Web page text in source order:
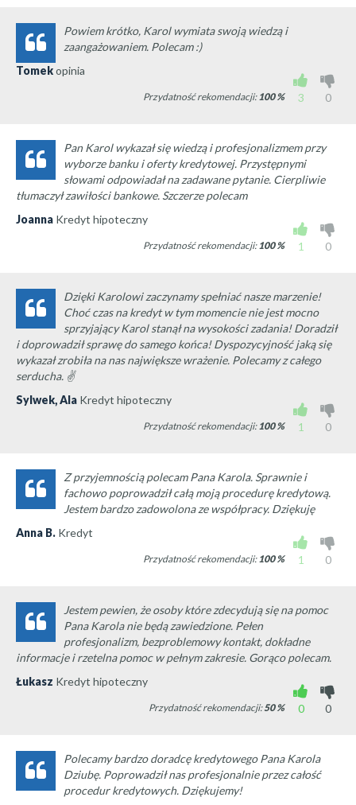
Powiem krótko, Karol wymiata swoją wiedzą i
zaangażowaniem. Polecam :)
Tomekopinia
3
0
Przydatność rekomendacji:100%
Pan Karol wykazał się wiedzą i profesjonalizmem przy
wyborze banku i oferty kredytowej. Przystępnymi
słowami odpowiadał na zadawane pytanie. Cierpliwie
tłumaczył zawiłości bankowe. Szczerze polecam
Joanna Kredyt hipoteczny
1
0
Przydatność rekomendacji:100%
Dzięki Karolowi zaczynamy spełniać nasze marzenie!
Choć czas na kredyt w tym momencie nie jest mocno
sprzyjający Karol stanął na wysokości zadania! Doradził
i doprowadził sprawę do samego końca! Dyspozycyjność jaką się
wykazał zrobiła na nas największe wrażenie. Polecamy z całego
serducha. ✌
Sylwek, Ala Kredyt hipoteczny
1
0
Przydatność rekomendacji:100%
Z przyjemnością polecam Pana Karola. Sprawnie i
fachowo poprowadził całą moją procedurę kredytową.
Jestem bardzo zadowolona ze współpracy. Dziękuję
Anna B. Kredyt
1
0
Przydatność rekomendacji:100%
Jestem pewien, że osoby które zdecydują się na pomoc
Pana Karola nie będą zawiedzione. Pełen
profesjonalizm, bezproblemowy kontakt, dokładne
informacje i rzetelna pomoc w pełnym zakresie. Gorąco polecam.
Łukasz Kredyt hipoteczny
0
0
Przydatność rekomendacji:50%
Polecamy bardzo doradcę kredytowego Pana Karola
Dziubę. Poprowadził nas profesjonalnie przez całość
procedur kredytowych. Dziękujemy!